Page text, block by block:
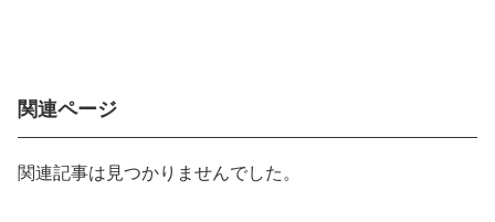
関連ページ
関連記事は見つかりませんでした。